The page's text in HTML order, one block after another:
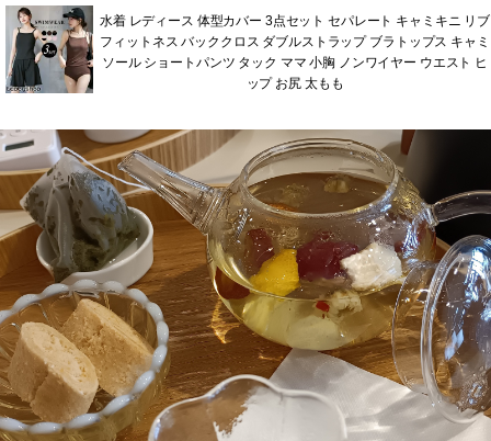
水着 レディース 体型カバー 3点セット セパレート キャミキニ リブ
フィットネス バッククロス ダブルストラップ ブラトップス キャミ
ソール ショートパンツ タック ママ 小胸 ノンワイヤー ウエスト ヒ
ップ お尻 太もも